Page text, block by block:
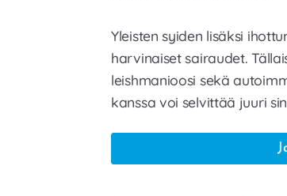
Yleisten syiden lisäksi
harvinaiset sairaudet.
leishmanioosi sekä
kanssa voi selvittää juuri